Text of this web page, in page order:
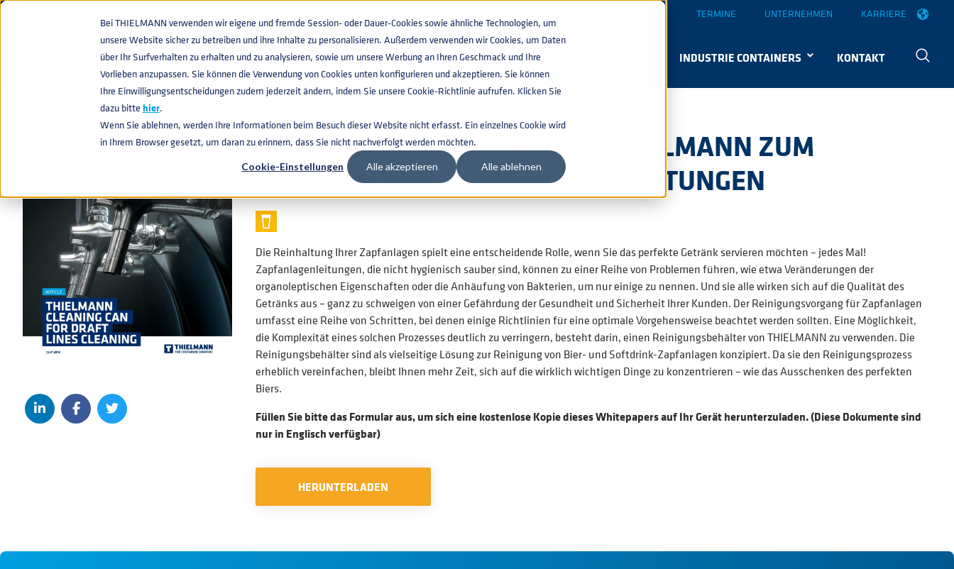
Bei THIELMANN verwenden wir eigene und fremde Session- oder Dauer-Cookies sowie ähnliche Technologien, um
unsere Website sicher zu betreiben und ihre Inhalte zu personalisieren. Außerdem verwenden wir Cookies, um Daten
über Ihr Surfverhalten zu erhalten und zu analysieren, sowie um unsere Werbung an Ihren Geschmack und Ihre
Vorlieben anzupassen. Sie können die Verwendung von Cookies unten konfigurieren und akzeptieren. Sie können
Ihre Einwilligungsentscheidungen zudem jederzeit ändern, indem Sie unsere Cookie-Richtlinie aufrufen. Klicken Sie
dazu bitte hier.
Wenn Sie ablehnen, werden Ihre Informationen beim Besuch dieser Website nicht erfasst. Ein einzelnes Cookie wird
in Ihrem Browser gesetzt, um daran zu erinnern, dass Sie nicht nachverfolgt werden möchten.
Cookie-Einstellungen Alle akzeptieren Alle ablehnen
TERMINE UNTERNEHMEN KARRIERE
KEGS FÜR GETRANKE INDUSTRIE CONTAINERS KONTAKT
WISSENWERTESnavigate_next DIE REACH-VERORDNUNG UND IHRE BEDEUTUNG FÜR CONTAINER AUS EDELSTAHL
REINIGUNGSBEHÄLTER VON THIELMANN ZUM
REINIGEN VON ZAPFANLAGENLEITUNGEN
Die Reinhaltung Ihrer Zapfanlagen spielt eine entscheidende Rolle, wenn Sie das perfekte Getränk servieren möchten – jedes Mal!
Zapfanlagenleitungen, die nicht hygienisch sauber sind, können zu einer Reihe von Problemen führen, wie etwa Veränderungen der
organoleptischen Eigenschaften oder die Anhäufung von Bakterien, um nur einige zu nennen. Und sie alle wirken sich auf die Qualität des
Getränks aus – ganz zu schweigen von einer Gefährdung der Gesundheit und Sicherheit Ihrer Kunden. Der Reinigungsvorgang für Zapfanlagen
umfasst eine Reihe von Schritten, bei denen einige Richtlinien für eine optimale Vorgehensweise beachtet werden sollten. Eine Möglichkeit,
die Komplexität eines solchen Prozesses deutlich zu verringern, besteht darin, einen Reinigungsbehälter von THIELMANN zu verwenden. Die
Reinigungsbehälter sind als vielseitige Lösung zur Reinigung von Bier- und Softdrink-Zapfanlagen konzipiert. Da sie den Reinigungsprozess
erheblich vereinfachen, bleibt Ihnen mehr Zeit, sich auf die wirklich wichtigen Dinge zu konzentrieren – wie das Ausschenken des perfekten
Biers.
Füllen Sie bitte das Formular aus, um sich eine kostenlose Kopie dieses Whitepapers auf Ihr Gerät herunterzuladen. (Diese Dokumente sind
nur in Englisch verfügbar)
HERUNTERLADEN